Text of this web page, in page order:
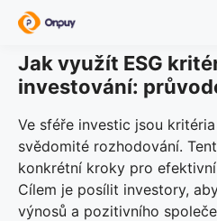
Skip
content
Jak využít ESG
investování:
Ve sféře investic jsou kritéria
svědomité rozhodování.
konkrétní kroky pro
Cílem je posílit investory,
výnosů a pozitivního